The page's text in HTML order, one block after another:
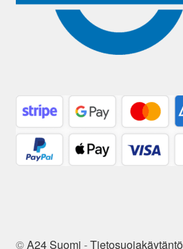
©A24 Suomi -Tietosuojakäytäntö